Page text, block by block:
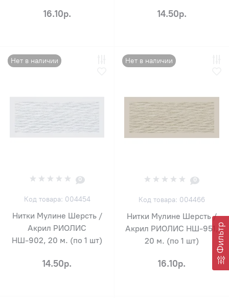
Фильтр
16.10р. 14.50р.
Нет в наличии
0
Код товара: 004454
Нитки Мулине Шерсть /
Акрил РИОЛИС
НШ-902, 20 м. (по 1 шт)
14.50р.
Нет в наличии
0
Код товара: 004466
Нитки Мулине Шерсть /
Акрил РИОЛИС НШ-951,
20 м. (по 1 шт)
16.10р.